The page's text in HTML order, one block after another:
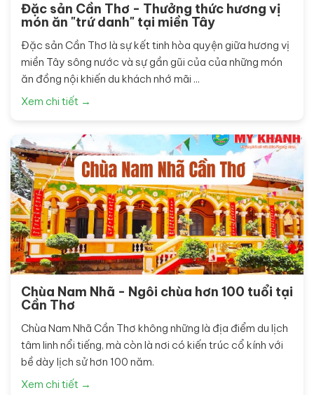
Đặc sản Cần Thơ - Thưởng thức hương vị
món ăn "trứ danh" tại miền Tây
Đặc sản Cần Thơ là sự kết tinh hòa quyện giữa hương vị
miền Tây sông nước và sự gần gũi của của những món
ăn đồng nội khiến du khách nhớ mãi ...
Xem chi tiết →
Chùa Nam Nhã - Ngôi chùa hơn 100 tuổi tại
Cần Thơ
Chùa Nam Nhã Cần Thơ không những là địa điểm du lịch
tâm linh nổi tiếng, mà còn là nơi có kiến trúc cổ kính với
bề dày lịch sử hơn 100 năm.
Xem chi tiết →